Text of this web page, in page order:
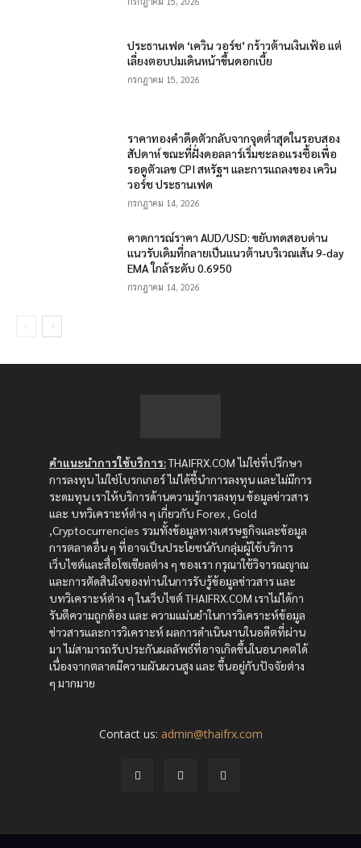
ประธานเฟด ‘เควิน วอร์ช’ กร้าวต้านเงินเฟ้อ แต่
เลี่ยงตอบปมเดินหน้าขึ้นดอกเบี้ย
กรกฎาคม 15, 2026
ราคาทองคำดีดตัวกลับจากจุดต่ำสุดในรอบสอง
สัปดาห์ ขณะที่ฝั่งดอลลาร์เริ่มชะลอแรงซื้อเพื่อ
รอดูตัวเลข CPI สหรัฐฯ และการแถลงของ เควิน
วอร์ช ประธานเฟด
กรกฎาคม 14, 2026
คาดการณ์ราคา AUD/USD: ขยับทดสอบด่าน
แนวรับเดิมที่กลายเป็นแนวต้านบริเวณเส้น 9-day
EMA ใกล้ระดับ 0.6950
กรกฎาคม 14, 2026
คำแนะนำการใช้บริการ:THAIFRX.COM ไม่ใช่ที่ปรึกษา
การลงทุน ไม่ใช่โบรกเกอร์ ไม่ได้ชี้นำการลงทุน และไม่มีการ
ระดมทุน เราให้บริการด้านความรู้การลงทุน ข้อมูลข่าวสาร
และ บทวิเคราะห์ต่าง ๆ เกี่ยวกับ Forex , Gold
,Cryptocurrencies รวมทั้งข้อมูลทางเศรษฐกิจและข้อมูล
การตลาดอื่น ๆ ที่อาจเป็นประโยชน์กับกลุ่มผู้ใช้บริการ
เว็บไซต์และสื่อโซเซียลต่าง ๆ ของเรา กรุณาใช้วิจารณญาณ
และการตัดสินใจของท่านในการรับรู้ข้อมูลข่าวสาร และ
บทวิเคราะห์ต่าง ๆ ในเว็บไซต์ THAIFRX.COM เราไม่ได้กา
รันตีความถูกต้อง และ ความแม่นยำในการวิเคราะห์ข้อมูล
ข่าวสารและการวิเคราะห์ ผลการดำเนินงานในอดีตที่ผ่าน
มา ไม่สามารถรับประกันผลลัพธ์ที่อาจเกิดขึ้นในอนาคตได้
เนื่องจากตลาดมีความผันผวนสูง และ ขึ้นอยู่กับปัจจัยต่าง
ๆ มากมาย
Contact us: admin@thaifrx.com